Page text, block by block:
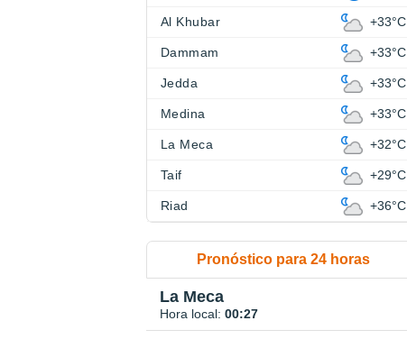
Al Khubar +33°C
Dammam +33°C
Jedda +33°C
Medina +33°C
La Meca +32°C
Taif +29°C
Riad +36°C
Pronóstico para 24 horas
La Meca
Hora local: 00:27